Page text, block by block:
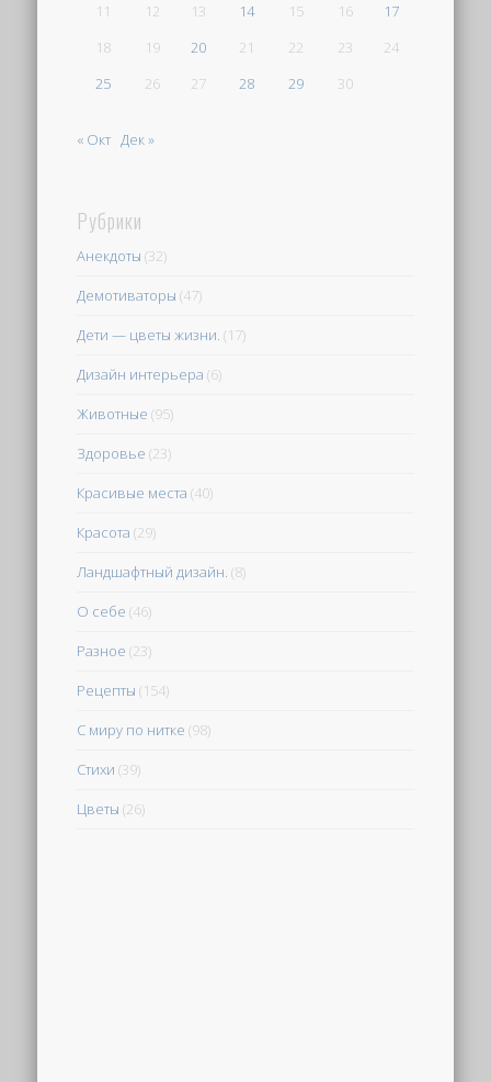
11
12 13 14 15 16
17
18
19 20 21 22 23
24
25
26 27 28 29 30
« Окт Дек »
Рубрики
Анекдоты (32)
Демотиваторы (47)
Дети — цветы жизни. (17)
Дизайн интерьера (6)
Животные (95)
Здоровье (23)
Красивые места (40)
Красота (29)
Ландшафтный дизайн. (8)
О себе (46)
Разное (23)
Рецепты (154)
С миру по нитке (98)
Стихи (39)
Цветы (26)